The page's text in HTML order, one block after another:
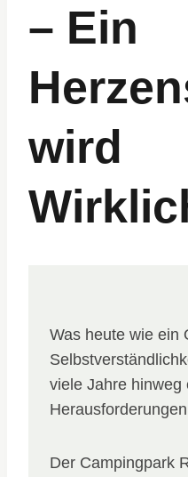
– Ein
wird
Was heute wie ein
viele Jahre hinweg
Der Campingpark